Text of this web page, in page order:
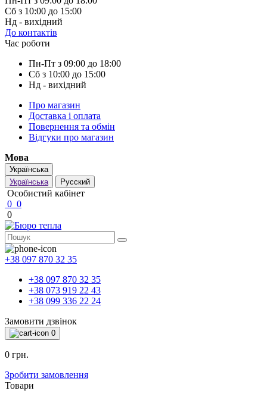
Сб з 10:00 до 15:00
Нд - вихідний
До контактів
Час роботи
Пн-Пт з 09:00 до 18:00
Сб з 10:00 до 15:00
Нд - вихідний
Про магазин
Доставка і оплата
Повернення та обмін
Відгуки про магазин
Мова
Українська
Українська
Русский
Особистий кабінет
0 0
0
+38 097 870 32 35
+38 097 870 32 35
+38 073 919 22 43
+38 099 336 22 24
Замовити дзвінок
0
0 грн.
Зробити замовлення
Товари